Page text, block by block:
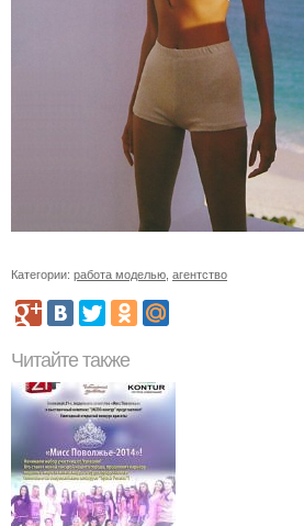
Категории: работа моделью агентство
Читайте также